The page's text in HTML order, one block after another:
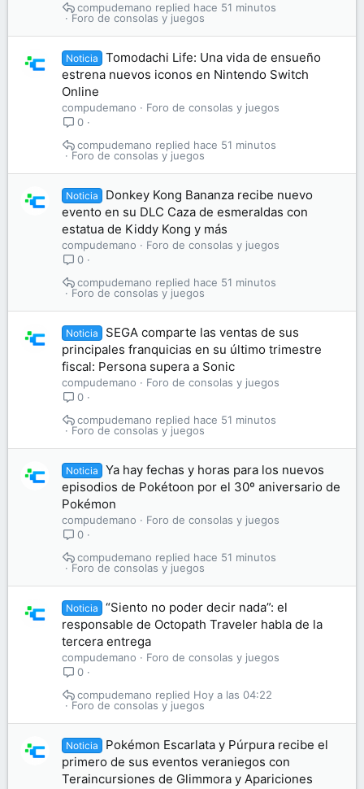
Foro de consolas y juegos
hace 51 minutos
compudemano
Noticia
Tomodachi Life: Una vida de ensueño
estrena nuevos iconos en Nintendo Switch
Online
compudemano
Foro de consolas y juegos
0
Foro de consolas y juegos
hace 51 minutos
compudemano
Noticia
Donkey Kong Bananza recibe nuevo
evento en su DLC Caza de esmeraldas con
estatua de Kiddy Kong y más
compudemano
Foro de consolas y juegos
0
Foro de consolas y juegos
hace 51 minutos
compudemano
Noticia
SEGA comparte las ventas de sus
principales franquicias en su último trimestre
fiscal: Persona supera a Sonic
compudemano
Foro de consolas y juegos
0
Foro de consolas y juegos
hace 51 minutos
compudemano
Noticia
Ya hay fechas y horas para los nuevos
episodios de Pokétoon por el 30º aniversario de
Pokémon
compudemano
Foro de consolas y juegos
0
Foro de consolas y juegos
hace 51 minutos
compudemano
Noticia
“Siento no poder decir nada”: el
responsable de Octopath Traveler habla de la
tercera entrega
compudemano
Foro de consolas y juegos
0
Foro de consolas y juegos
Hoy a las 04:22
compudemano
Noticia
Pokémon Escarlata y Púrpura recibe el
primero de sus eventos veraniegos con
Teraincursiones de Glimmora y Apariciones